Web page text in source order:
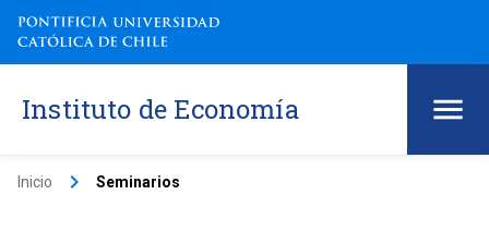
Instituto de Economía
Inicio keyboard_arrow_right Seminarios